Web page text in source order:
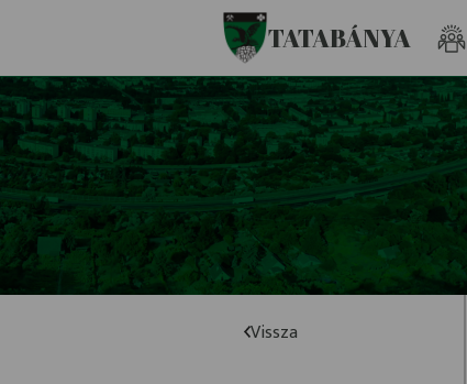
TATABÁNYA
Vissza